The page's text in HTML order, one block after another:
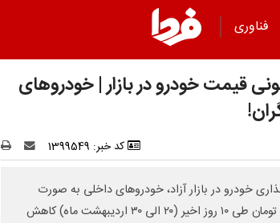
فناوری
تا ۴۰۰ میلیونی قیمت خودرو در بازار | خودروهای
کد خبر: 1399549
خودرو در بازار آزاد، خودروهای داخلی به صورت
میانگین بین ۳۰ تا ۲۰۰ میلیون تومان طی ۱۰ روز اخیر (۲۰ الی ۳۰ اردیبهشت ماه) کاهش